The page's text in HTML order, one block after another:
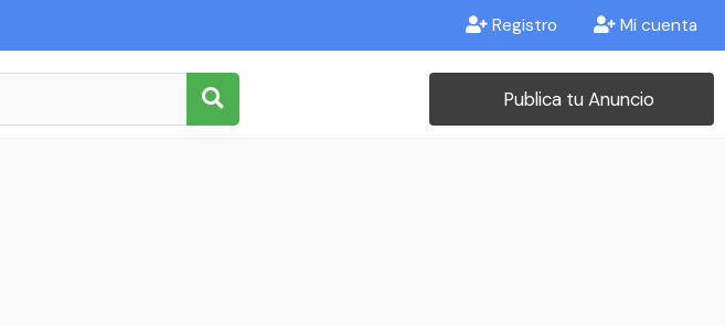
Registro Mi cuenta
Publica tu Anuncio